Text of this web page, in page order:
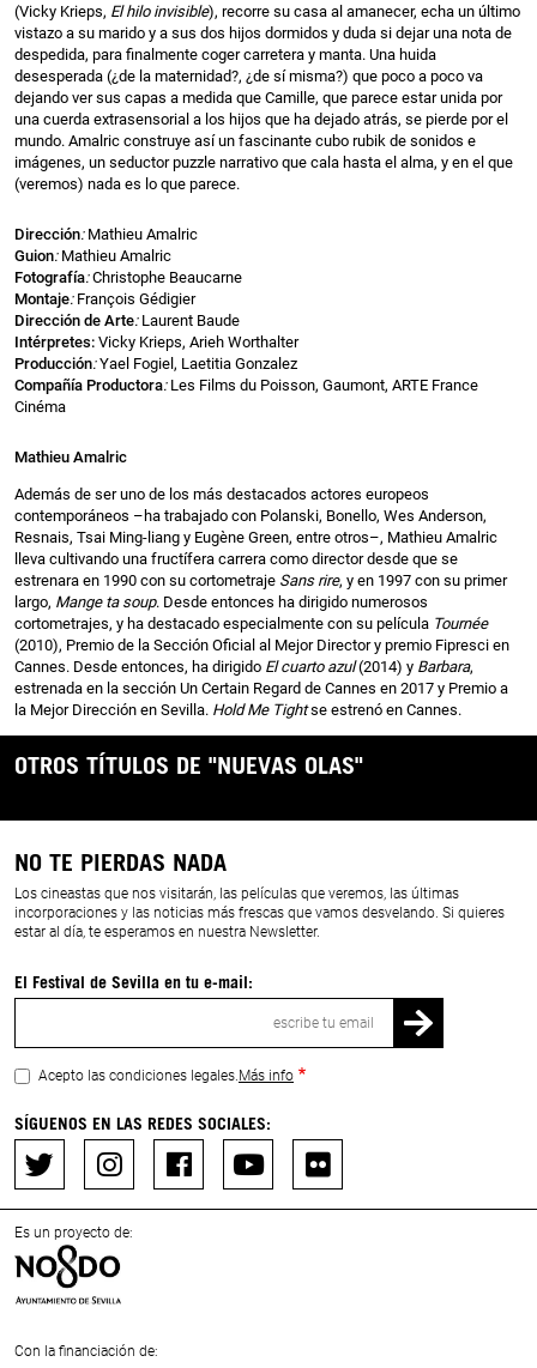
(Vicky Krieps, El hilo invisible), recorre su casa al amanecer, echa un último
vistazo a su marido y a sus dos hijos dormidos y duda si dejar una nota de
despedida, para finalmente coger carretera y manta. Una huida
desesperada (¿de la maternidad?, ¿de sí misma?) que poco a poco va
dejando ver sus capas a medida que Camille, que parece estar unida por
una cuerda extrasensorial a los hijos que ha dejado atrás, se pierde por el
mundo. Amalric construye así un fascinante cubo rubik de sonidos e
imágenes, un seductor puzzle narrativo que cala hasta el alma, y en el que
(veremos) nada es lo que parece.
Dirección: Mathieu Amalric
Guion: Mathieu Amalric
Fotografía:Christophe Beaucarne
Montaje: François Gédigier
Dirección de Arte: Laurent Baude
Intérpretes: Vicky Krieps, Arieh Worthalter
Producción:Yael Fogiel, Laetitia Gonzalez
Compañía Productora: Les Films du Poisson, Gaumont, ARTE France
Cinéma
Mathieu Amalric
Además de ser uno de los más destacados actores europeos
contemporáneos –ha trabajado con Polanski, Bonello, Wes Anderson,
Resnais, Tsai Ming-liang y Eugène Green, entre otros–, Mathieu Amalric
lleva cultivando una fructífera carrera como director desde que se
estrenara en 1990 con su cortometraje Sans rire, y en 1997 con su primer
largo, Mange ta soup. Desde entonces ha dirigido numerosos
cortometrajes, y ha destacado especialmente con su película Tournée
(2010), Premio de la Sección Oficial al Mejor Director y premio Fipresci en
Cannes. Desde entonces, ha dirigido El cuarto azul(2014) y Barbara,
estrenada en la sección Un Certain Regard de Cannes en 2017 y Premio a
la Mejor Dirección en Sevilla. Hold Me Tightse estrenó en Cannes.
OTROS TÍTULOS DE "NUEVAS OLAS"
NO TE PIERDAS NADA
Los cineastas que nos visitarán, las películas que veremos, las últimas
incorporaciones y las noticias más frescas que vamos desvelando. Si quieres
estar al día, te esperamos en nuestra Newsletter.
El Festival de Sevilla en tu e-mail:
Acepto las condiciones legales.Más info
SÍGUENOS EN LAS REDES SOCIALES:
Es un proyecto de:
Con la financiación de: